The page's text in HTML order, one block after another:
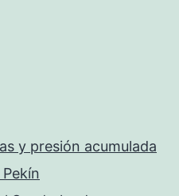
y presión acumulada